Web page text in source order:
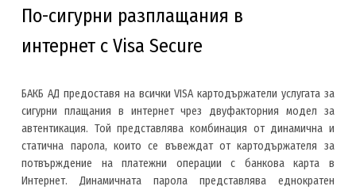
По-сигурни разплащания в
интернет с Visa Secure
БАКБ АД предоставя на всички VISA картодържатели услугата за
сигурни плащания в интернет чрез двуфакторния модел за
автентикация. Той представлява комбинация от динамична и
статична парола, които се въвеждат от картодържателя за
потвърждение на платежни операции с банкова карта в
Интернет. Динамичната парола представлява еднократен